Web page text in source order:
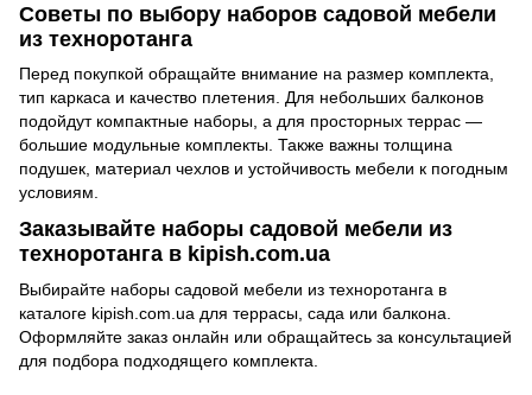
Советы по выбору наборов садовой мебели
из техноротанга
Перед покупкой обращайте внимание на размер комплекта,
тип каркаса и качество плетения. Для небольших балконов
подойдут компактные наборы, а для просторных террас —
большие модульные комплекты. Также важны толщина
подушек, материал чехлов и устойчивость мебели к погодным
условиям.
Заказывайте наборы садовой мебели из
техноротанга в kipish.com.ua
Выбирайте наборы садовой мебели из техноротанга в
каталоге kipish.com.ua для террасы, сада или балкона.
Оформляйте заказ онлайн или обращайтесь за консультацией
для подбора подходящего комплекта.